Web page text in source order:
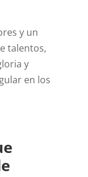
y un
talentos,
y
en los